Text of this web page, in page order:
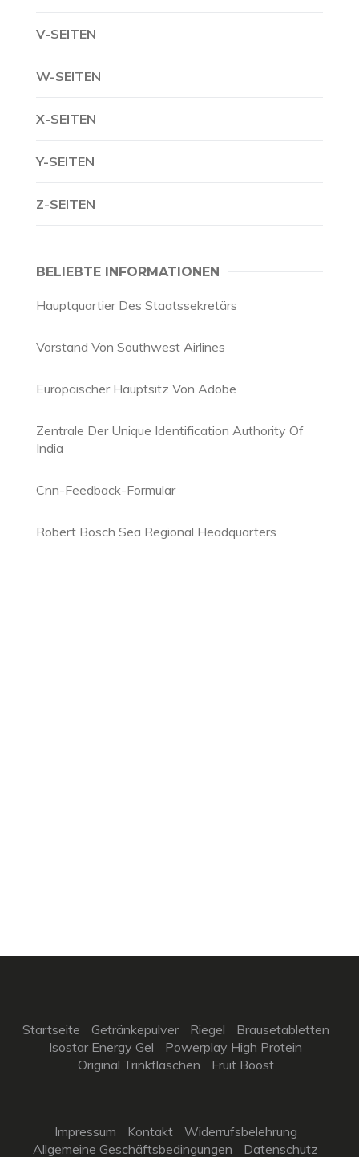
V-SEITEN
W-SEITEN
X-SEITEN
Y-SEITEN
Z-SEITEN
BELIEBTE INFORMATIONEN
Hauptquartier Des Staatssekretärs
Vorstand Von Southwest Airlines
Europäischer Hauptsitz Von Adobe
Zentrale Der Unique Identification Authority Of
India
Cnn-Feedback-Formular
Robert Bosch Sea Regional Headquarters
Startseite Getränkepulver Riegel
Brausetabletten
Isostar Energy Gel
Powerplay High Protein
Original Trinkflaschen
Fruit Boost
Impressum Kontakt
Widerrufsbelehrung
Allgemeine Geschäftsbedingungen
Datenschutz